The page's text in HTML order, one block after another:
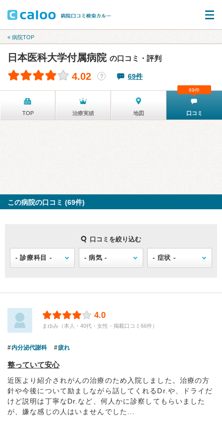
« 病院TOP
日本医科大学付属病院 の口コミ・評判
4.02 ？ 69件
TOP 治療実績 地図 口コミ
69件
この病院の口コミ (69件)
口コミを絞り込む
4.0
まゆみ（本人・40代・女性・掲載口コミ66件）
内分泌代謝科 疲れ
整っていて安心
近医より紹介されがんの治療のため入院しました。治療の方
針や今後について励ましながら話してくれるDr.や、ドライだ
けど説明は丁寧なDr.など、何人かに診察してもらいました
が、嫌な感じの人はいませんでした...